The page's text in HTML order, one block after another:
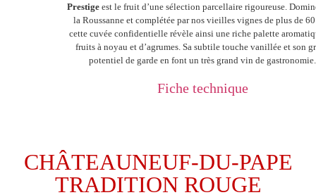
Prestige est le fruit d’une sélection parcellaire rigoureuse.
la Roussanne et complétée par nos vieilles vignes de plus de 60
cette cuvée confidentielle révèle ainsi une riche palette
fruits à noyau et d’agrumes. Sa subtile touche vanillée et son
potentiel de garde en font un très grand vin de gastronomie.
Fiche technique
CHÂTEAUNEUF-DU-PAPE
TRADITION ROUGE